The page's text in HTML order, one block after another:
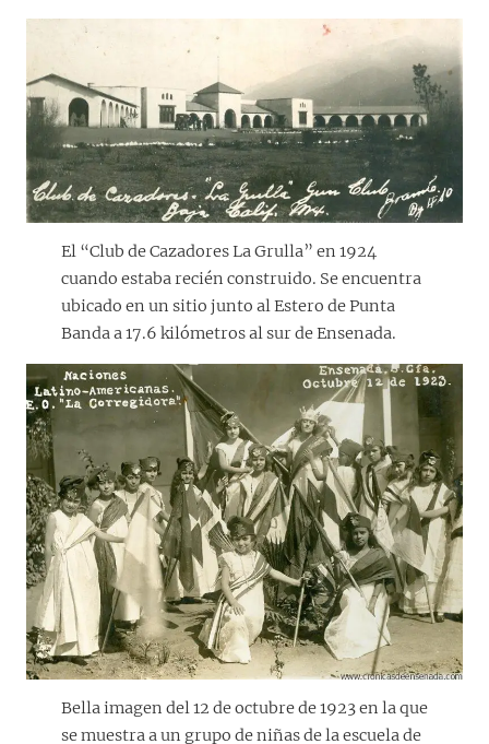
El “Club de Cazadores La Grulla” en 1924
cuando estaba recién construido. Se encuentra
ubicado en un sitio junto al Estero de Punta
Banda a 17.6 kilómetros al sur de Ensenada.
Bella imagen del 12 de octubre de 1923 en la que
se muestra a un grupo de niñas de la escuela de